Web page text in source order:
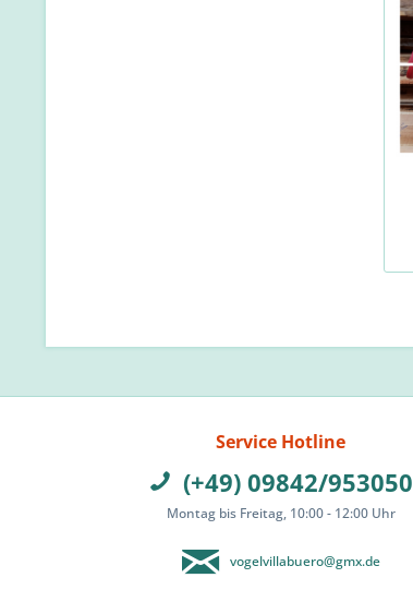
Service Hotline
(+49) 09842/953050
Montag bis Freitag, 10:00 - 12:00 Uhr
vogelvillabuero@gmx.de